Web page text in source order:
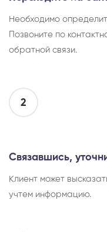
Необходимо
Позвоните по
обратной связи.
2
Связавшись,
Клиент может
учтем информацию.